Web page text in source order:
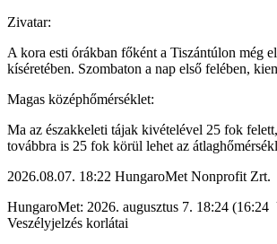
Zivatar:
A kora esti órákban főként a Tiszántúlon még
kíséretében. Szombaton a nap első felében,
Magas középhőmérséklet:
Ma az északkeleti tájak kivételével 25 fok
továbbra is 25 fok körül lehet az
2026.08.07. 18:22 HungaroMet Nonprofit Zrt.
HungaroMet: 2026. augusztus 7. 18:24
Veszélyjelzés korlátai